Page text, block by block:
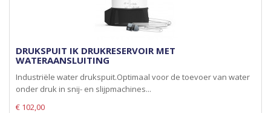
DRUKSPUIT IK DRUKRESERVOIR MET
WATERAANSLUITING
Industriële water drukspuit.Optimaal voor de toevoer van water
onder druk in snij- en slijpmachines...
€ 102,00